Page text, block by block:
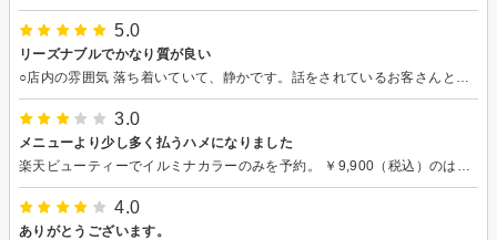
5.0
リーズナブルでかなり質が良い
3.0
メニューより少し多く払うハメになりました
4.0
ありがとうございます。